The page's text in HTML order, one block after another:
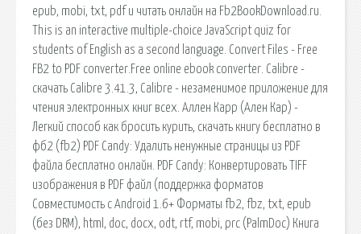
epub, mobi, txt, pdf и читать онлайн на Fb2BookDownload.ru.
This is an interactive multiple-choice JavaScript quiz for
students of English as a second language. Convert Files - Free
FB2 to PDF converter.Free online ebook converter. Calibre -
скачать Calibre 3.41.3, Calibre - незаменимое приложение для
чтения электронных книг всех. Аллен Карр (Ален Кар) -
Легкий способ как бросить курить, скачать книгу бесплатно в
фб2 (fb2) PDF Candy: Удалить ненужные страницы из PDF
файла бесплатно онлайн. PDF Candy: Конвертировать TIFF
изображения в PDF файл (поддержка форматов
Совместимость с Android 1.6+ Форматы fb2, fbz, txt, epub
(без DRM), html, doc, docx, odt, rtf, mobi, prc (PalmDoc) Книга